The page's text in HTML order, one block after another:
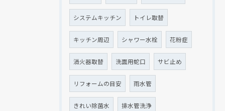
システムキッチン トイレ取替
キッチン周辺 シャワー水栓 花粉症
消火器取替 洗面用蛇口 サビ止め
リフォームの目安 雨水管
きれい除菌水 排水管洗浄